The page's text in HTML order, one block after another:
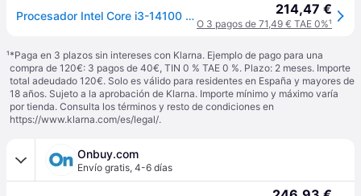
Procesador Intel Core i3-14100 4 Núcleos 3,5 GHz Base 4,7 GHz Turbo Box 214,47 €
O 3 pagos de 71,49 € TAE 0%¹
¹*Paga en 3 plazos sin intereses con Klarna. Ejemplo de pago para una
compra de 120€: 3 pagos de 40€, TIN 0 % TAE 0 %. Plazo: 2 meses. Importe
total adeudado 120€. Solo es válido para residentes en España y mayores de
18 años. Sujeto a la aprobación de Klarna. Importe mínimo y máximo varía
por tienda. Consulta los términos y resto de condiciones en
https://www.klarna.com/es/legal/.
Onbuy.com
Envío gratis, 4-6 días